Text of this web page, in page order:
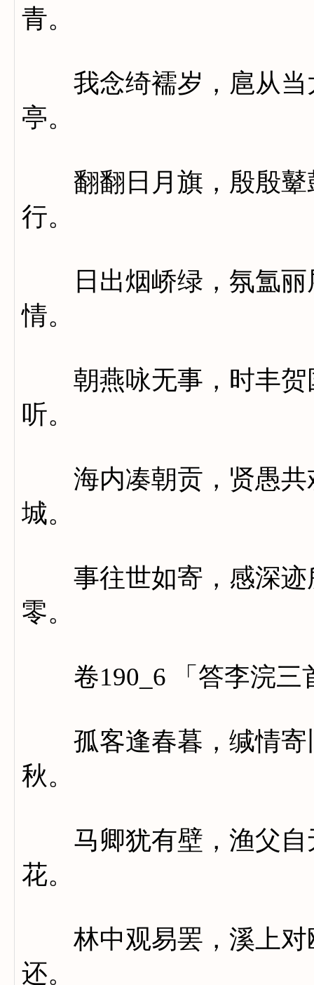
青。
我念绮襦岁，扈从当
亭。
翻翻日月旗，殷殷鼙
行。
日出烟峤绿，氛氲丽
情。
朝燕咏无事，时丰贺
听。
海内凑朝贡，贤愚共
城。
事往世如寄，感深迹
零。
卷190_6 「答李浣三
孤客逢春暮，缄情寄
秋。
马卿犹有壁，渔父自
花。
林中观易罢，溪上对
还。